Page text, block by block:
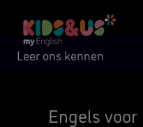
Engels
Leer ons kennen